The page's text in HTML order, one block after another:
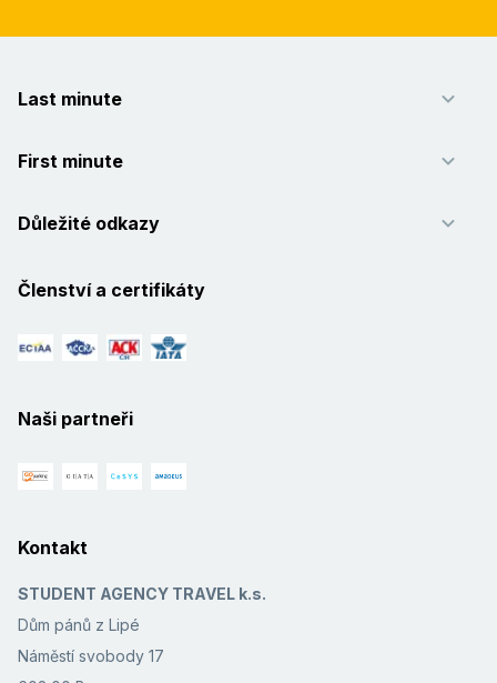
Last minute
First minute
Důležité odkazy
Členství a certifikáty
Naši partneři
Kontakt
STUDENT AGENCY TRAVEL k.s.
Dům pánů z Lipé
Náměstí svobody 17